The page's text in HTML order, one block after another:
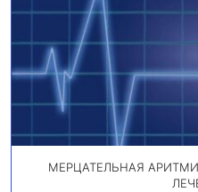
МЕРЦАТЕЛЬНАЯ